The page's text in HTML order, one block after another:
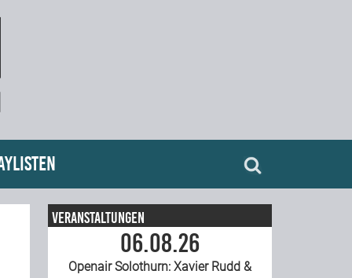
Veranstaltungen
06.08.26
Openair Solothurn: Xavier Rudd &